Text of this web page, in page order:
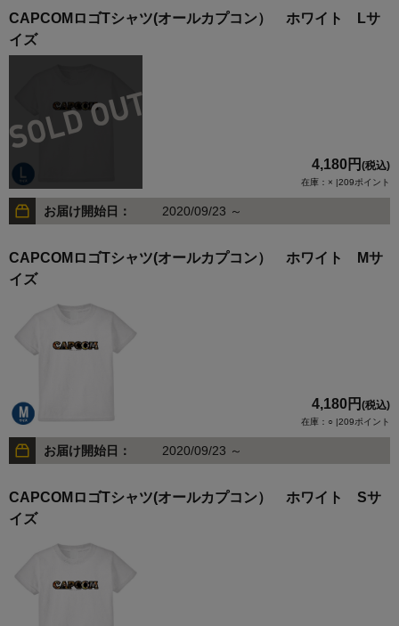
CAPCOMロゴTシャツ(オールカプコン） ホワイト Lサ
イズ
4,180円 (税込)
在庫：× |209ポイント
お届け開始日： 2020/09/23 ～
CAPCOMロゴTシャツ(オールカプコン） ホワイト Mサ
イズ
4,180円 (税込)
在庫：○ |209ポイント
お届け開始日： 2020/09/23 ～
CAPCOMロゴTシャツ(オールカプコン） ホワイト Sサ
イズ